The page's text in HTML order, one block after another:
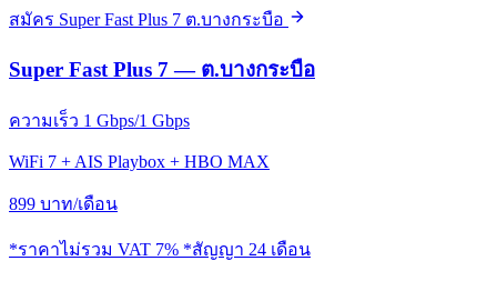
สมัคร Super Fast Plus 7 ต.บางกระบือ
Super Fast Plus 7 — ต.บางกระบือ
ความเร็ว 1 Gbps/1 Gbps
WiFi 7 + AIS Playbox + HBO MAX
899 บาท/เดือน
*ราคาไม่รวม VAT 7% *สัญญา 24 เดือน